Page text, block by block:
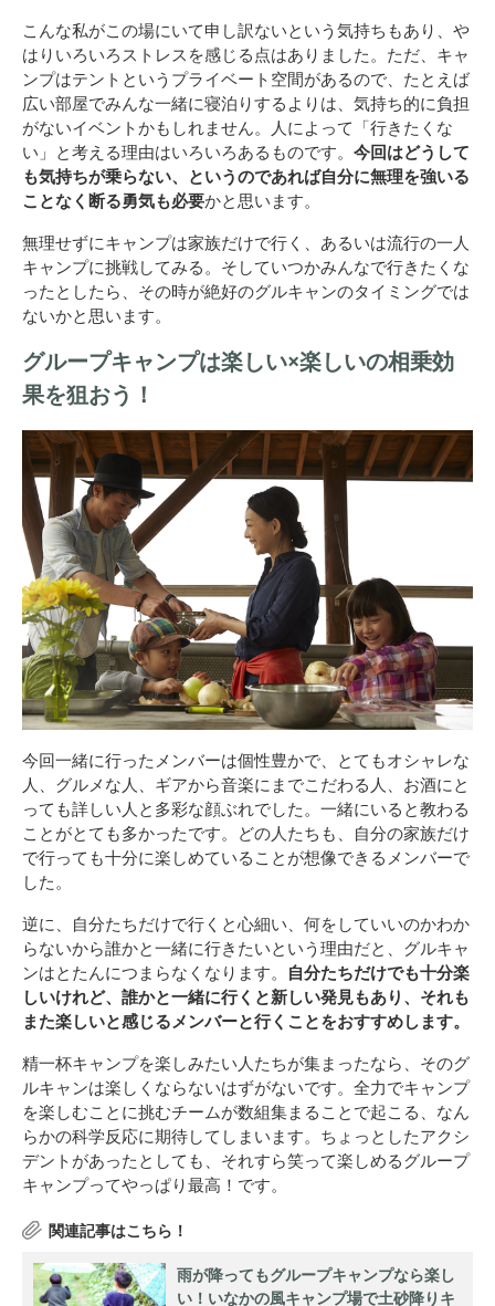
こんな私がこの場にいて申し訳ないという気持ちもあり、や
はりいろいろストレスを感じる点はありました。ただ、キャ
ンプはテントというプライベート空間があるので、たとえば
広い部屋でみんな一緒に寝泊りするよりは、気持ち的に負担
がないイベントかもしれません。人によって「行きたくな
い」と考える理由はいろいろあるものです。 今回はどうして
も気持ちが乗らない、というのであれば自分に無理を強いる
ことなく断る勇気も必要かと思います。
無理せずにキャンプは家族だけで行く、あるいは流行の一人
キャンプに挑戦してみる。そしていつかみんなで行きたくな
ったとしたら、その時が絶好のグルキャンのタイミングでは
ないかと思います。
グループキャンプは楽しい×楽しいの相乗効
果を狙おう！
今回一緒に行ったメンバーは個性豊かで、とてもオシャレな
人、グルメな人、ギアから音楽にまでこだわる人、お酒にと
っても詳しい人と多彩な顔ぶれでした。一緒にいると教わる
ことがとても多かったです。どの人たちも、自分の家族だけ
で行っても十分に楽しめていることが想像できるメンバーで
した。
逆に、自分たちだけで行くと心細い、何をしていいのかわか
らないから誰かと一緒に行きたいという理由だと、グルキャ
ンはとたんにつまらなくなります。 自分たちだけでも十分楽
しいけれど、誰かと一緒に行くと新しい発見もあり、それも
また楽しいと感じるメンバーと行くことをおすすめします。
精一杯キャンプを楽しみたい人たちが集まったなら、そのグ
ルキャンは楽しくならないはずがないです。全力でキャンプ
を楽しむことに挑むチームが数組集まることで起こる、なん
らかの科学反応に期待してしまいます。ちょっとしたアクシ
デントがあったとしても、それすら笑って楽しめるグループ
キャンプってやっぱり最高！です。
雨が降ってもグループキャンプなら楽し
い！いなかの風キャンプ場で土砂降りキ